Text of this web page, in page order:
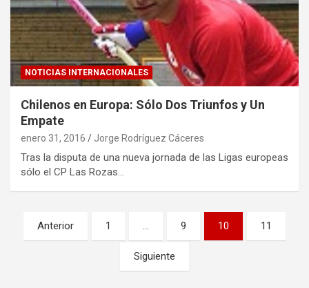
NOTICIAS INTERNACIONALES
Chilenos en Europa: Sólo Dos Triunfos y Un
Empate
enero 31, 2016 Jorge Rodríguez Cáceres
Tras la disputa de una nueva jornada de las Ligas europeas
sólo el CP Las Rozas…
Paginación
de
Anterior 1 … 9 10 11
Siguiente